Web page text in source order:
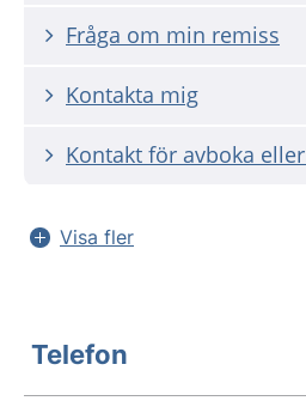
Fråga om min remiss
Kontakta mig
Kontakt för avboka
Visa fler
Telefon